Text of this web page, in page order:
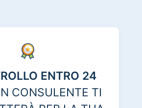
ENTRO 24
CONSULENTE TI